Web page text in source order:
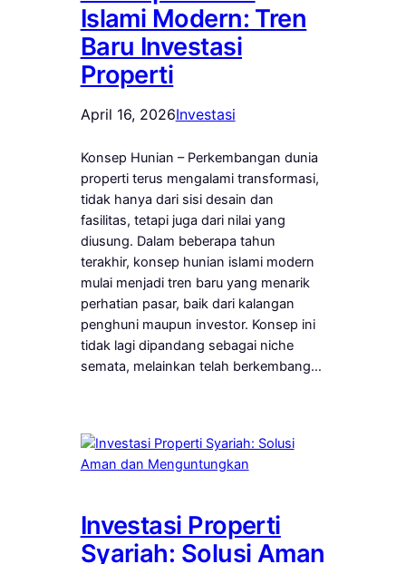
Islami Modern: Tren
Baru Investasi
Properti
April 16, 2026Investasi
Konsep Hunian – Perkembangan dunia
properti terus mengalami transformasi,
tidak hanya dari sisi desain dan
fasilitas, tetapi juga dari nilai yang
diusung. Dalam beberapa tahun
terakhir, konsep hunian islami modern
mulai menjadi tren baru yang menarik
perhatian pasar, baik dari kalangan
penghuni maupun investor. Konsep ini
tidak lagi dipandang sebagai niche
semata, melainkan telah berkembang…
Investasi Properti
Syariah: Solusi Aman